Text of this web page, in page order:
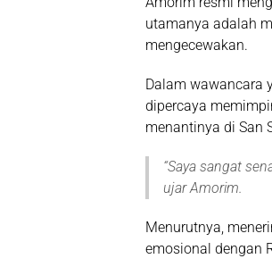
utamanya adalah
mengecewakan.
Dalam wawancara
dipercaya
menantinya di San
“Saya sangat
ujar Amorim.
Menurutnya,
emosional dengan